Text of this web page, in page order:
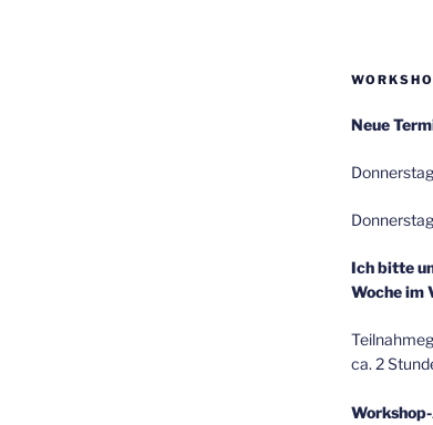
Neue
Ich bitte
Woche im
ca. 2